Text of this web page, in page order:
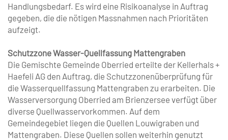
Handlungsbedarf. Es wird eine Risikoanalyse in Auftrag
gegeben, die die nötigen Massnahmen nach Prioritäten
aufzeigt.
Schutzzone Wasser-Quellfassung Mattengraben
Die Gemischte Gemeinde Oberried erteilte der Kellerhals +
Haefeli AG den Auftrag, die Schutzzonenüberprüfung für
die Wasserquellfassung Mattengraben zu erarbeiten. Die
Wasserversorgung Oberried am Brienzersee verfügt über
diverse Quellwasservorkommen. Auf dem
Gemeindegebiet liegen die Quellen Louwigraben und
Mattengraben. Diese Quellen sollen weiterhin genutzt